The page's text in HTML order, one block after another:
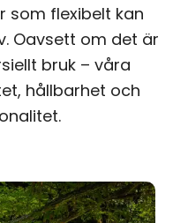
som flexibelt kan
Oavsett om det är
bruk – våra
hållbarhet och